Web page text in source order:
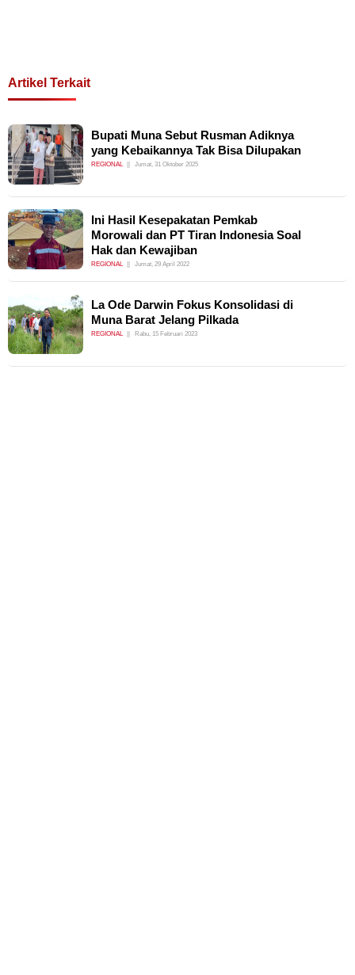
Artikel Terkait
Bupati Muna Sebut Rusman Adiknya
yang Kebaikannya Tak Bisa Dilupakan
REGIONAL Jumat, 31 Oktober 2025
Ini Hasil Kesepakatan Pemkab
Morowali dan PT Tiran Indonesia Soal
Hak dan Kewajiban
REGIONAL Jumat, 29 April 2022
La Ode Darwin Fokus Konsolidasi di
Muna Barat Jelang Pilkada
REGIONAL Rabu, 15 Februari 2023